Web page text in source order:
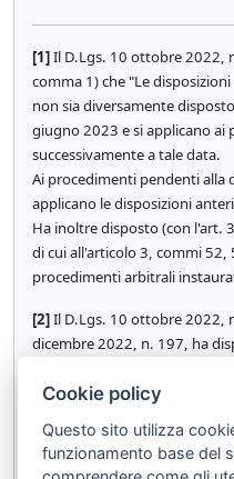
[1]Il D.Lgs. 10 ottobre 2022,
comma 1) che "Le
non sia diversamente
giugno 2023 e si applicano
successivamente a tale data.
Ai procedimenti pendenti alla
applicano le disposizioni
Ha inoltre disposto (con l'art.
di cui all'articolo 3, commi 52,
procedimenti arbitrali
[2]Il D.Lgs. 10 ottobre 2022,
dicembre 2022, n. 197, ha
diversamente disposto,
successivamente a tale
del 28 febbraio 2023 si
Cookie policy
Questo sito utilizza
funzionamento base del